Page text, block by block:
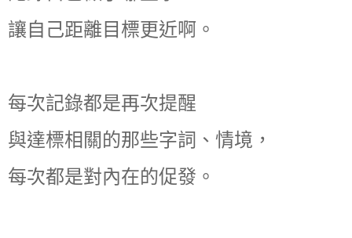
讓自己距離目標更近啊。
每次記錄都是再次提醒
與達標相關的那些字詞、情境，
每次都是對內在的促發。